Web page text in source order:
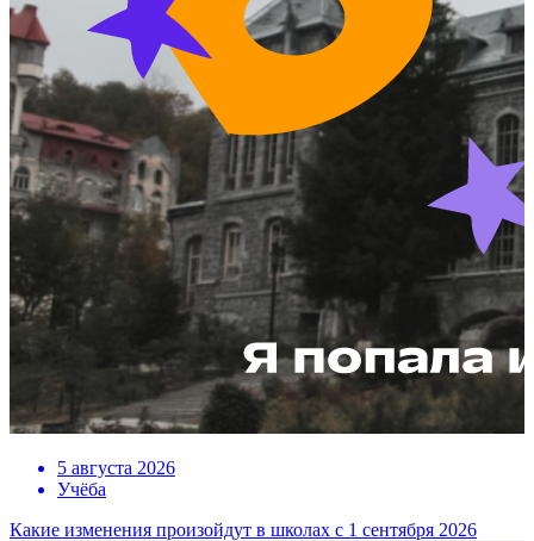
5 августа 2026
Учёба
Какие изменения произойдут в школах с 1 сентября 2026